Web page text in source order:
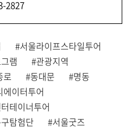
2827
#서울라이프스타일투어
램
#관광지역
로 #동대문
#명동
에이터투어
테이너투어
탐험단
#서울굿즈